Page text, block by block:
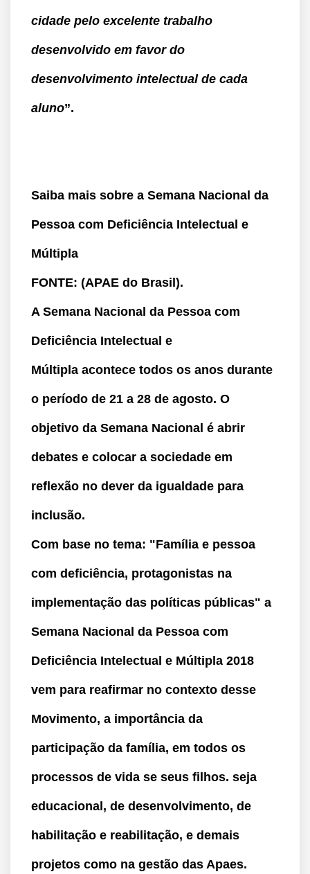
cidade pelo excelente trabalho
desenvolvido em favor do
desenvolvimento intelectual de cada
aluno”.
Saiba mais sobre a Semana Nacional da
Pessoa com Deficiência Intelectual e
Múltipla
FONTE: (APAE do Brasil).
A Semana Nacional da Pessoa com
Deficiência Intelectual e
Múltipla acontece todos os anos durante
o período de 21 a 28 de agosto. O
objetivo da Semana Nacional é abrir
debates e colocar a sociedade em
reflexão no dever da igualdade para
inclusão.
Com base no tema: "Família e pessoa
com deficiência, protagonistas na
implementação das políticas públicas" a
Semana Nacional da Pessoa com
Deficiência Intelectual e Múltipla 2018
vem para reafirmar no contexto desse
Movimento, a importância da
participação da família, em todos os
processos de vida se seus filhos. seja
educacional, de desenvolvimento, de
habilitação e reabilitação, e demais
projetos como na gestão das Apaes.